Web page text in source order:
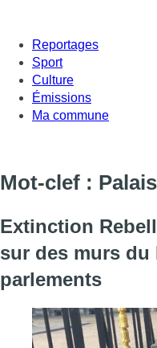
Reportages
Sport
Culture
Émissions
Ma commune
Mot-clef :
Extinction
sur des murs du
parlements